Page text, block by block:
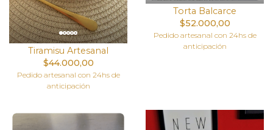
Tiramisu Artesanal
$44.000,00
Pedido artesanal con 24hs de
anticipación
Torta Balcarce
$52.000,00
Pedido artesanal con 24hs de
anticipación